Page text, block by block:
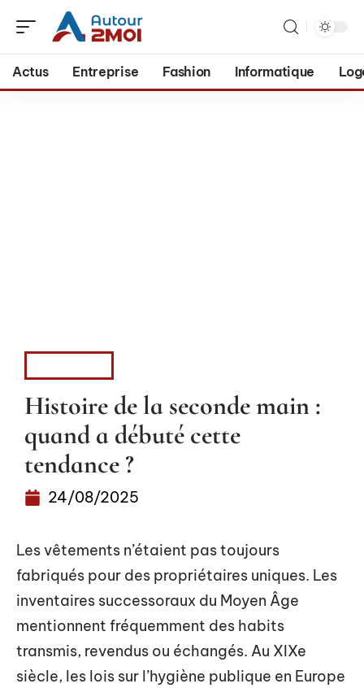
Actus Entreprise Fashion Informatique
Histoire de la seconde main :
quand a débuté cette
tendance ?
24/08/2025
Les vêtements n’étaient pas toujours
fabriqués pour des propriétaires uniques. Les
inventaires successoraux du Moyen Âge
mentionnent fréquemment des habits
transmis, revendus ou échangés. Au XIXe
siècle, les lois sur l’hygiène publique en Europe